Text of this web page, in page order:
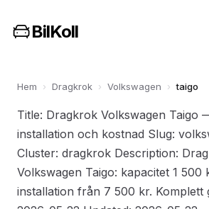
BilKoll
Hem › Dragkrok › Volkswagen › taigo
Title: Dragkrok Volkswagen Taigo
installation och kostnad Slug:
Cluster: dragkrok Description:
Volkswagen Taigo: kapacitet 1 500
installation från 7 500 kr. Komplett